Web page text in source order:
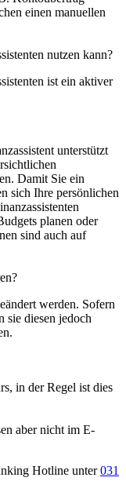
einen manuellen
nutzen kann?
ist ein aktiver
unterstützt
Damit Sie ein
sich Ihre persönlichen
planen oder
sind auch auf
werden. Sofern
sie diesen jedoch
in der Regel ist dies
aber nicht im E-
Hotline unter031